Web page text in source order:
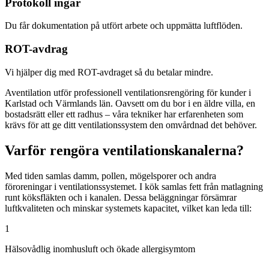
Protokoll ingår
Du får dokumentation på utfört arbete och uppmätta luftflöden.
ROT-avdrag
Vi hjälper dig med ROT-avdraget så du betalar mindre.
Aventilation utför professionell ventilationsrengöring för kunder i
Karlstad och Värmlands län. Oavsett om du bor i en äldre villa, en
bostadsrätt eller ett radhus – våra tekniker har erfarenheten som
krävs för att ge ditt ventilationssystem den omvårdnad det behöver.
Varför rengöra ventilationskanalerna?
Med tiden samlas damm, pollen, mögelsporer och andra
föroreningar i ventilationssystemet. I kök samlas fett från matlagning
runt köksfläkten och i kanalen. Dessa beläggningar försämrar
luftkvaliteten och minskar systemets kapacitet, vilket kan leda till:
1
Hälsovådlig inomhusluft och ökade allergisymtom